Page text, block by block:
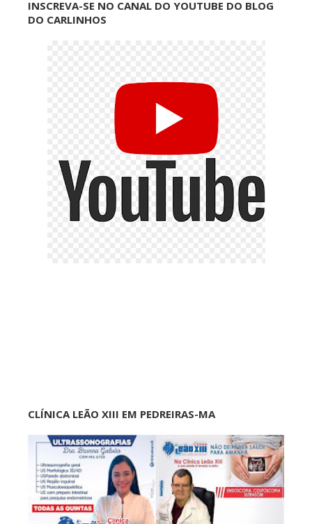
INSCREVA-SE NO CANAL DO YOUTUBE DO BLOG
DO CARLINHOS
CLÍNICA LEÃO XIII EM PEDREIRAS-MA